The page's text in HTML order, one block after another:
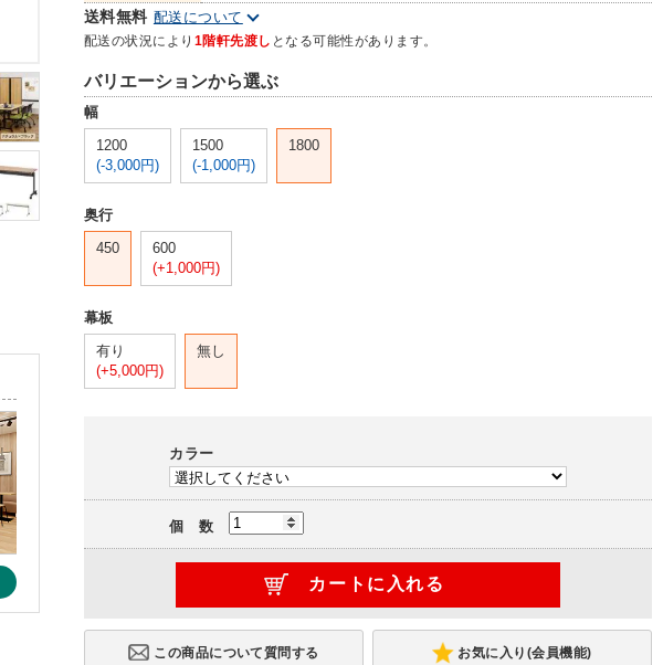
送料無料 配送について
配送の状況により 1階軒先渡し となる可能性があります。
バリエーションから選ぶ
幅
1200
(-3,000円)
1500
(-1,000円)
1800
奥行
450
600
(+1,000円)
幕板
有り
(+5,000円)
無し
カラー
個 数
お気に入り(会員機能)